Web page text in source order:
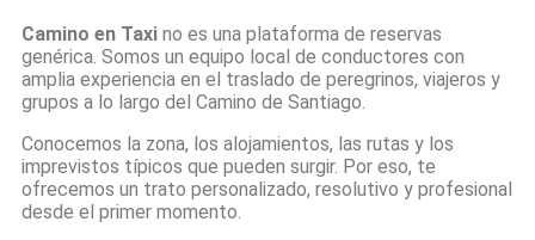
Camino en Taxi no es una plataforma de reservas
genérica. Somos un equipo local de conductores con
amplia experiencia en el traslado de peregrinos, viajeros y
grupos a lo largo del Camino de Santiago.
Conocemos la zona, los alojamientos, las rutas y los
imprevistos típicos que pueden surgir. Por eso, te
ofrecemos un trato personalizado, resolutivo y profesional
desde el primer momento.